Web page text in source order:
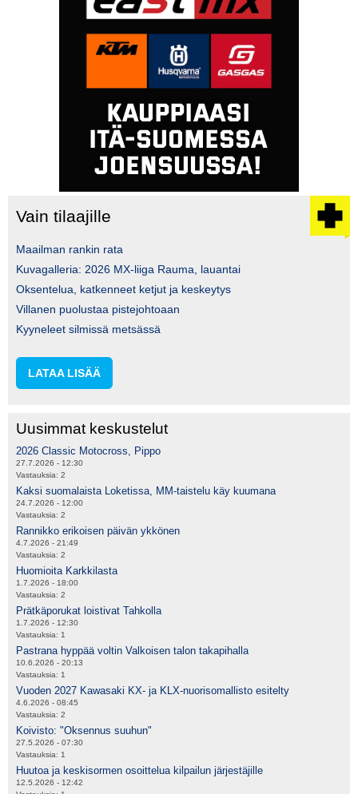
Vain tilaajille
Maailman rankin rata
Kuvagalleria: 2026 MX-liiga Rauma, lauantai
Oksentelua, katkenneet ketjut ja keskeytys
Villanen puolustaa pistejohtoaan
Kyyneleet silmissä metsässä
LATAA LISÄÄ
Uusimmat keskustelut
2026 Classic Motocross, Pippo
27.7.2026 - 12:30
Vastauksia: 2
Kaksi suomalaista Loketissa, MM-taistelu käy kuumana
24.7.2026 - 12:00
Vastauksia: 2
Rannikko erikoisen päivän ykkönen
4.7.2026 - 21:49
Vastauksia: 2
Huomioita Karkkilasta
1.7.2026 - 18:00
Vastauksia: 2
Prätkäporukat loistivat Tahkolla
1.7.2026 - 12:30
Vastauksia: 1
Pastrana hyppää voltin Valkoisen talon takapihalla
10.6.2026 - 20:13
Vastauksia: 1
Vuoden 2027 Kawasaki KX- ja KLX-nuorisomallisto esitelty
4.6.2026 - 08:45
Vastauksia: 2
Koivisto: "Oksennus suuhun"
27.5.2026 - 07:30
Vastauksia: 1
Huutoa ja keskisormen osoittelua kilpailun järjestäjille
12.5.2026 - 12:42